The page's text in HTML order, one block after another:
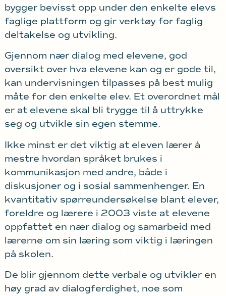
bygger bevisst opp under den enkelte elevs
faglige plattform og gir verktøy for faglig
deltakelse og utvikling.
Gjennom nær dialog med elevene, god
oversikt over hva elevene kan og er gode til,
kan undervisningen tilpasses på best mulig
måte for den enkelte elev. Et overordnet mål
er at elevene skal bli trygge til å uttrykke
seg og utvikle sin egen stemme.
Ikke minst er det viktig at eleven lærer å
mestre hvordan språket brukes i
kommunikasjon med andre, både i
diskusjoner og i sosial sammenhenger. En
kvantitativ spørreundersøkelse blant elever,
foreldre og lærere i 2003 viste at elevene
oppfattet en nær dialog og samarbeid med
lærerne om sin læring som viktig i læringen
på skolen.
De blir gjennom dette verbale og utvikler en
høy grad av dialogferdighet, noe som